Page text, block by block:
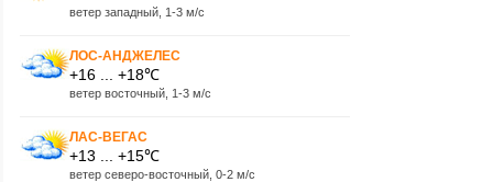
ветер западный, 1-3 м/с
ЛОС-АНДЖЕЛЕС
+16 ... +18℃
ветер восточный, 1-3 м/с
ЛАС-ВЕГАС
+13 ... +15℃
ветер северо-восточный, 0-2 м/с